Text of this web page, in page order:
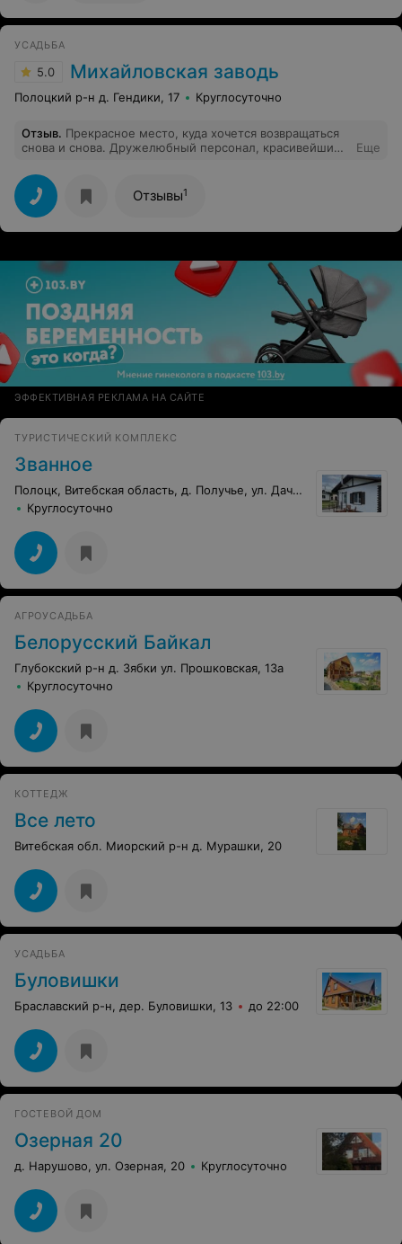
наши запросы. Нам все понравилось, Сергею большое
УСАДЬБА
5.0 Михайловская заводь
Полоцкий р-н д. Гендики, 17 Круглосуточно
Отзыв. Прекрасное место, куда хочется возвращаться
снова и снова. Дружелюбный персонал, красивейшие
главное - чистота и все необходимое для комфортного
отдыха в усадьбе. Чувствуешь себя как дома) Спасибо
за качественный и тёплый приём)
Еще
Отзывы1
ЭФФЕКТИВНАЯ РЕКЛАМА НА САЙТЕ
ТУРИСТИЧЕСКИЙ КОМПЛЕКС
Званное
Полоцк, Витебская область, д. Получье, ул. Дачная, 15
Круглосуточно
АГРОУСАДЬБА
Белорусский Байкал
Глубокский р-н д. Зябки ул. Прошковская, 13а
Круглосуточно
КОТТЕДЖ
Все лето
Витебская обл. Миорский р-н д. Мурашки, 20
УСАДЬБА
Буловишки
Браславский р-н, дер. Буловишки, 13 до 22:00
ГОСТЕВОЙ ДОМ
Озерная 20
д. Нарушово, ул. Озерная, 20 Круглосуточно